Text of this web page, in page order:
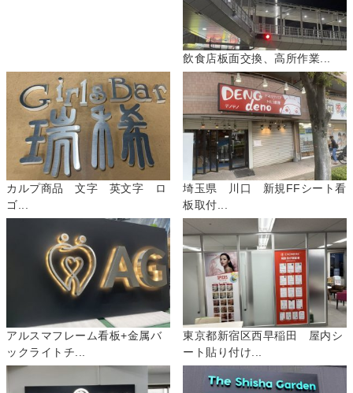
飲食店板面交換、高所作業...
カルプ商品 文字 英文字 ロ
ゴ...
埼玉県 川口 新規FFシート看
板取付...
アルスマフレーム看板+金属バ
ックライトチ...
東京都新宿区西早稲田 屋内シ
ート貼り付け...